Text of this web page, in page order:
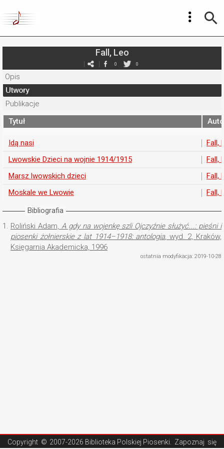
Fall, Leo
0 0
Opis
Utwory
Publikacje
Tytuł
Idą nasi
Fall,
Lwowskie Dzieci na wojnie 1914/1915
Fall,
Marsz lwowskich dzieci
Fall,
Moskale we Lwowie
Fall,
Bibliografia
1. Roliński Adam, A gdy na wojenkę szli Ojczyźnie służyć...: pieśni i
piosenki żołnierskie z lat 1914–1918: antologia, wyd. 2, Kraków,
Księgarnia Akademicka, 1996
ostatnia modyfikacja: 2019-10-28
Copyright © 2007-2026 Biblioteka Polskiej Piosenki . Zapoznaj się